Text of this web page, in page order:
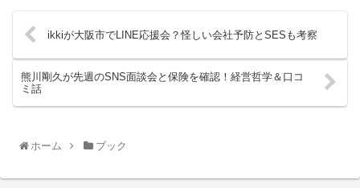
ikkiが大阪市でLINE応援会？怪しい会社予防とSESも考察
熊川剛久が先週のSNS面談会と保険を確認！経営哲学＆口コ
ミ話
ホーム ブック